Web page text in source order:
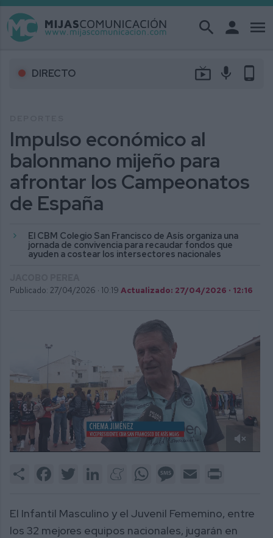
search person menu
DIRECTO live_tv mic phone_android
Impulso económico al
balonmano mijeño para
afrontar los Campeonatos
de España
El CBM Colegio San Francisco de Asís organiza una
jornada de convivencia para recaudar fondos que
ayuden a costear los intersectores nacionales
Publicado: 27/04/2026 · 10:19 Actualizado: 27/04/2026 · 12:16
1
Share FacebookTwitter LinkedInMeneameWhatsAppMessage
Email
El Infantil Masculino y el Juvenil Fememino, entre
los 32 mejores equipos nacionales, jugarán en